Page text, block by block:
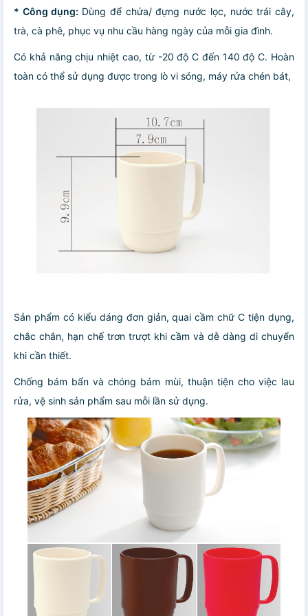
* Công dụng: Dùng để chứa/ đựng nước lọc, nước trái cây,
trà, cà phê, phục vụ nhu cầu hàng ngày của mỗi gia đình.
Có khả năng chịu nhiệt cao, từ -20 độ C đến 140 độ C. Hoàn
toàn có thể sử dụng được trong lò vi sóng, máy rửa chén bát,
Sản phẩm có kiểu dáng đơn giản, quai cầm chữ C tiện dụng,
chắc chắn, hạn chế trơn trượt khi cầm và dễ dàng di chuyển
khi cần thiết.
Chống bám bẩn và chóng bám mùi, thuận tiện cho việc lau
rửa, vệ sinh sản phẩm sau mỗi lần sử dụng.